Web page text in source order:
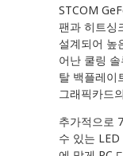
STCOM
팬과 히트싱
설계되어 높
어난 쿨링
탈 백플레이
그래픽카드
추가적으로
수 있는